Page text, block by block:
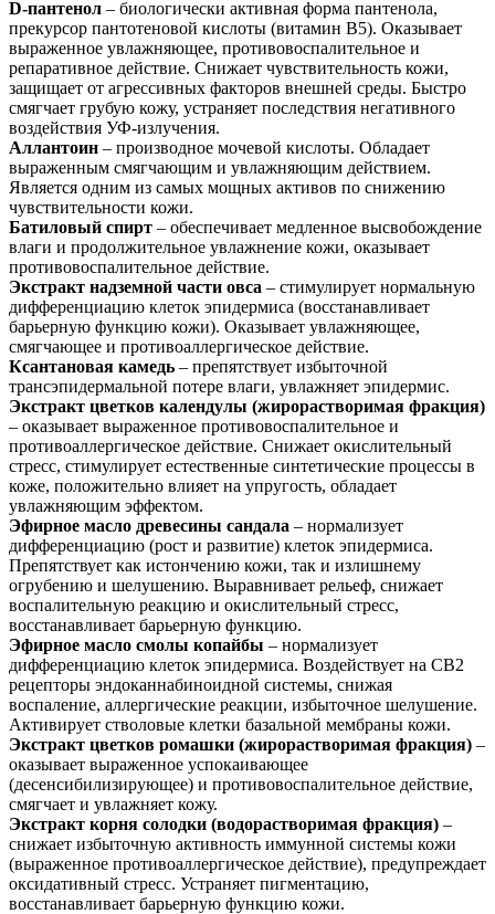
D-пантенол – биологически активная форма пантенола,
прекурсор пантотеновой кислоты (витамин B5). Оказывает
выраженное увлажняющее, противовоспалительное и
репаративное действие. Снижает чувствительность кожи,
защищает от агрессивных факторов внешней среды. Быстро
смягчает грубую кожу, устраняет последствия негативного
воздействия УФ-излучения.
Аллантоин – производное мочевой кислоты. Обладает
выраженным смягчающим и увлажняющим действием.
Является одним из самых мощных активов по снижению
чувствительности кожи.
Батиловый спирт – обеспечивает медленное высвобождение
влаги и продолжительное увлажнение кожи, оказывает
противовоспалительное действие.
Экстракт надземной части овса – стимулирует нормальную
дифференциацию клеток эпидермиса (восстанавливает
барьерную функцию кожи). Оказывает увлажняющее,
смягчающее и противоаллергическое действие.
Ксантановая камедь – препятствует избыточной
трансэпидермальной потере влаги, увлажняет эпидермис.
Экстракт цветков календулы (жирорастворимая фракция)
– оказывает выраженное противовоспалительное и
противоаллергическое действие. Снижает окислительный
стресс, стимулирует естественные синтетические процессы в
коже, положительно влияет на упругость, обладает
увлажняющим эффектом.
Эфирное масло древесины сандала – нормализует
дифференциацию (рост и развитие) клеток эпидермиса.
Препятствует как истончению кожи, так и излишнему
огрубению и шелушению. Выравнивает рельеф, снижает
воспалительную реакцию и окислительный стресс,
восстанавливает барьерную функцию.
Эфирное масло смолы копайбы – нормализует
дифференциацию клеток эпидермиса. Воздействует на CB2
рецепторы эндоканнабиноидной системы, снижая
воспаление, аллергические реакции, избыточное шелушение.
Активирует стволовые клетки базальной мембраны кожи.
Экстракт цветков ромашки (жирорастворимая фракция) –
оказывает выраженное успокаивающее
(десенсибилизирующее) и противовоспалительное действие,
смягчает и увлажняет кожу.
Экстракт корня солодки (водорастворимая фракция) –
снижает избыточную активность иммунной системы кожи
(выраженное противоаллергическое действие), предупреждает
оксидативный стресс. Устраняет пигментацию,
восстанавливает барьерную функцию кожи.